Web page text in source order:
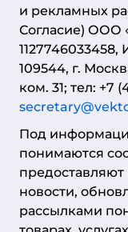
и рекламных
Согласие)
109544, г.
ком. 31; тел: +7
Под
понимаются
новости,
рассылками